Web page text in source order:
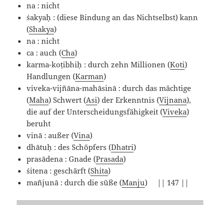
na : nicht
śakyaḥ : (diese Bindung an das Nichtselbst) kann
(Shakya)
na : nicht
ca : auch (Cha)
karma-koṭibhiḥ : durch zehn Millionen (Koti)
Handlungen (Karman)
viveka-vijñāna-mahāsinā : durch das mächtige
(Maha) Schwert (Asi) der Erkenntnis (Vijnana),
die auf der Unterscheidungsfähigkeit (Viveka)
beruht
vinā : außer (Vina)
dhātuḥ : des Schöpfers (Dhatri)
prasādena : Gnade (Prasada)
śitena : geschärft (Shita)
mañjunā : durch die süße (Manju) || 147 ||